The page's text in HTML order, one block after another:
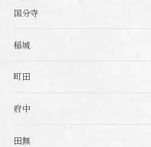
国分寺
稲城
町田
府中
田無